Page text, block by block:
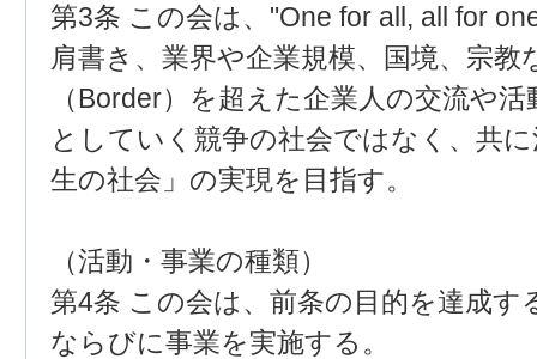
第3条 この会は、"One for all, all for
肩書き、業界や企業規模、国境、宗
（Border）を超えた企業人の交流や
としていく競争の社会ではなく、共
生の社会」の実現を目指す。
（活動・事業の種類）
第4条 この会は、前条の目的を達成す
ならびに事業を実施する。